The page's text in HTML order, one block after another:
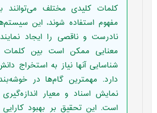
کلمات کلیدی مختلف می‌توانند
مفهوم استفاده شوند، این
نادرست و ناقصی را ایجاد
معنایی ممکن است بین کلمات
شناسایی آنها نیاز به استخراج
دارد. مهمترین گام‌ها در
نمایش اسناد و معیار
است. این تحقیق بر بهبود کارایی